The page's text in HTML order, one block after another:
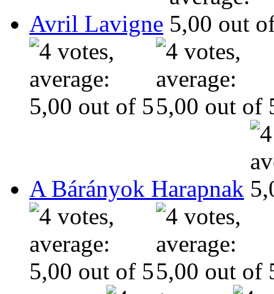
Avril Lavigne
A Bárányok Harapnak